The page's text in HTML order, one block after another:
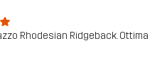
Rhodesian Ridgeback. Ottima